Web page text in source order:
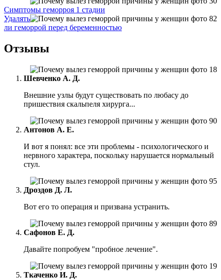
Симптомы геморроя 1 стадии
Удалять
ли геморрой перед беременностью
Отзывы
Шевченко А. Д.
Внешние узлы будут существовать по любасу до
пришествия скальпеля хирурга...
Антонов А. Е.
И вот я понял: все эти проблемы - психологического и
нервного характера, поскольку нарушается нормальный
стул.
Дроздов Д. Л.
Вот его то операция и призвана устранить.
Сафонов Е. Д.
Давайте попробуем "пробное лечение".
Ткаченко И. Д.